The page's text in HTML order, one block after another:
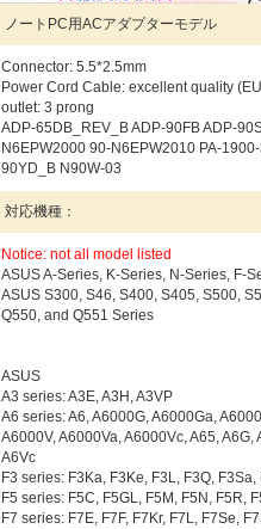
ノートPC用ACアダプターモデル
Connector: 5.5*2.5mm
Power Cord Cable: excellent quality
outlet: 3 prong
ADP-65DB_REV_B ADP-90FB ADP-
N6EPW2000 90-N6EPW2010 PA-
90YD_B N90W-03
対応機種：
Notice: not all model listed
ASUS A-Series, K-Series, N-Series, F-
ASUS S300, S46, S400, S405, S500,
Q550, and Q551 Series
ASUS
A3 series: A3E, A3H, A3VP
A6 series: A6, A6000G, A6000Ga,
A6000V, A6000Va, A6000Vc, A65, A6G,
A6Vc
F3 series: F3Ka, F3Ke, F3L, F3Q, F3Sa,
F5 series: F5C, F5GL, F5M, F5N, F5R,
F7 series: F7E, F7F, F7Kr, F7L, F7Se,